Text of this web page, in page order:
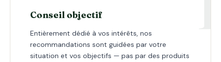
Conseil objectif
Entièrement dédié à vos intérêts, nos
recommandations sont guidées par votre
situation et vos objectifs — pas par des produits